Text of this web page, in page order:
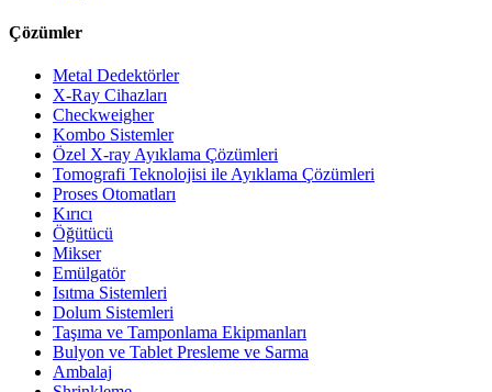
Çözümler
Metal Dedektörler
X-Ray Cihazları
Checkweigher
Kombo Sistemler
Özel X-ray Ayıklama Çözümleri
Tomografi Teknolojisi ile Ayıklama Çözümleri
Proses Otomatları
Kırıcı
Öğütücü
Mikser
Emülgatör
Isıtma Sistemleri
Dolum Sistemleri
Taşıma ve Tamponlama Ekipmanları
Bulyon ve Tablet Presleme ve Sarma
Ambalaj